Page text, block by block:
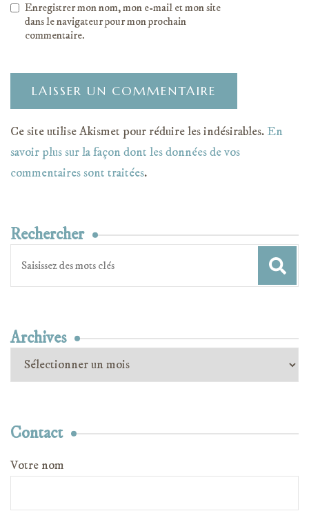
Enregistrer mon nom, mon e-mail et mon site
dans le navigateur pour mon prochain
commentaire.
Ce site utilise Akismet pour réduire les indésirables. En
savoir plus sur la façon dont les données de vos
commentaires sont traitées.
Rechercher
Archives
Archives
Contact
Votre nom